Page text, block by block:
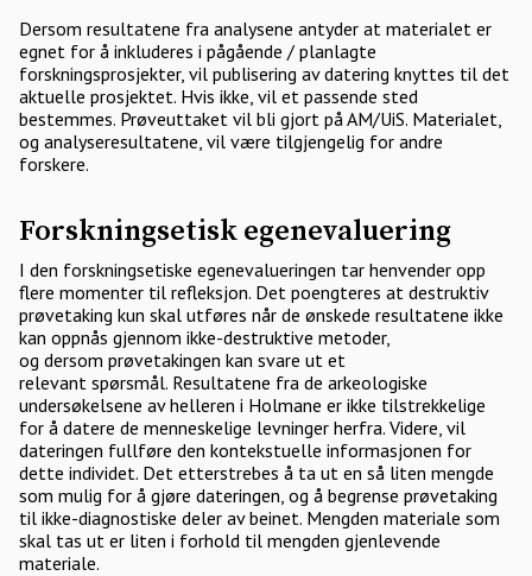
Dersom resultatene fra analysene antyder at materialet er
egnet for å inkluderes i pågående / planlagte
forskningsprosjekter, vil publisering av datering knyttes til det
aktuelle prosjektet. Hvis ikke, vil et passende sted
bestemmes. Prøveuttaket vil bli gjort på AM/UiS. Materialet,
og analyseresultatene, vil være tilgjengelig for andre
forskere.
Forskningsetisk egenevaluering
I den forskningsetiske egenevalueringen tar henvender opp
flere momenter til refleksjon. Det poengteres at destruktiv
prøvetaking kun skal utføres når de ønskede resultatene ikke
kan oppnås gjennom ikke-destruktive metoder,
og dersom prøvetakingen kan svare ut et
relevant spørsmål. Resultatene fra de arkeologiske
undersøkelsene av helleren i Holmane er ikke tilstrekkelige
for å datere de menneskelige levninger herfra. Videre, vil
dateringen fullføre den kontekstuelle informasjonen for
dette individet. Det etterstrebes å ta ut en så liten mengde
som mulig for å gjøre dateringen, og å begrense prøvetaking
til ikke-diagnostiske deler av beinet. Mengden materiale som
skal tas ut er liten i forhold til mengden gjenlevende
materiale.